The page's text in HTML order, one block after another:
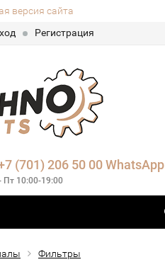
версия сайта
Регистрация
(701) 206 50 00 WhatsApp
Пт 10:00-19:00
Фильтры